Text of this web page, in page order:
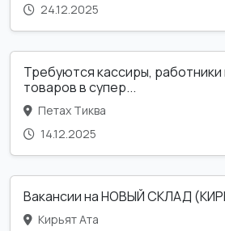
24.12.2025
Требуются кассиры, работники
товаров в супер...
Петах Тиква
14.12.2025
Вакансии на НОВЫЙ СКЛАД
Кирьят Ата